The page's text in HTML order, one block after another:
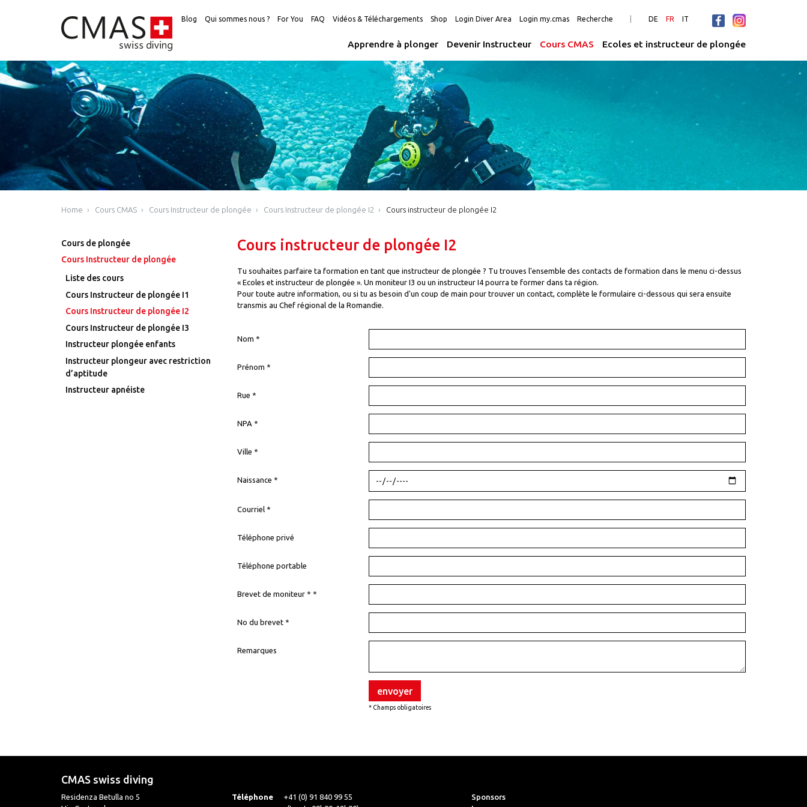
Blog Qui sommes nous ? For You FAQ Vidéos & Téléchargements Shop Login Diver Area Login my.cmas Recherche DE FR IT
Apprendre à plonger Devenir Instructeur Cours CMAS Ecoles et instructeur de plongée
Home Cours CMAS Cours Instructeur de plongée Cours Instructeur de plongée I2 Cours instructeur de plongée I2
Cours de plongée
Cours Instructeur de plongée
Liste des cours
Cours Instructeur de plongée I1
Cours Instructeur de plongée I2
Cours Instructeur de plongée I3
Instructeur plongée enfants
Instructeur plongeur avec restriction
d’aptitude
Instructeur apnéiste
Cours instructeur de plongée I2
Tu souhaites parfaire ta formation en tant que instructeur de plongée ? Tu trouves l'ensemble des contacts de formation dans le menu ci-dessus
« Ecoles et instructeur de plongée ». Un moniteur I3 ou un instructeur I4 pourra te former dans ta région.
Pour toute autre information, ou si tu as besoin d'un coup de main pour trouver un contact, complète le formulaire ci-dessous qui sera ensuite
transmis au Chef régional de la Romandie.
Nom *
Prénom *
Rue *
NPA *
Ville *
Naissance *
Courriel *
Téléphone privé
Téléphone portable
Brevet de moniteur * *
No du brevet *
Remarques
envoyer
* Champs obligatoires
CMAS swiss diving
Residenza Betulla no 5
Téléphone
+41 (0) 91 840 99 55
Sponsors